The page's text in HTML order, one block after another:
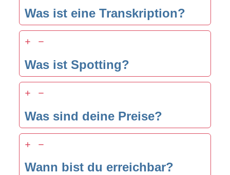
Was ist eine Transkription?
Was ist Spotting?
Was sind deine Preise?
Wann bist du erreichbar?